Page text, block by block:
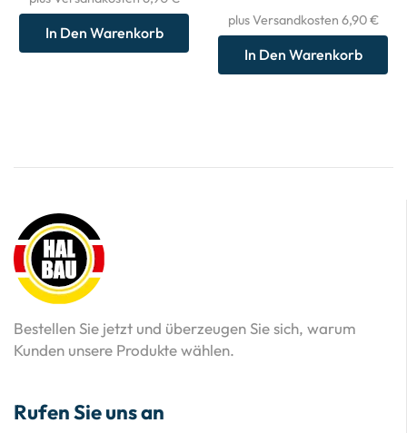
In Den Warenkorb
plus Versandkosten 6,90 €
In Den Warenkorb
Bestellen Sie jetzt und überzeugen Sie sich, warum
Kunden unsere Produkte wählen.
Rufen Sie uns an